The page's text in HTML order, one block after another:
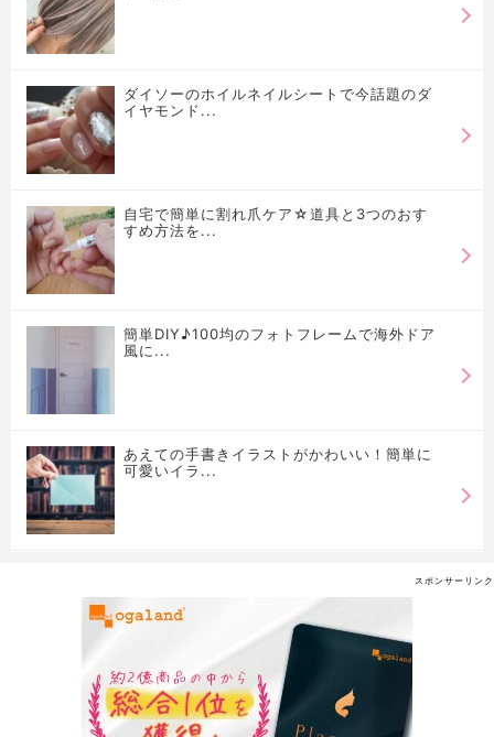
ダイソーのホイルネイルシートで今話題のダ
イヤモンド...
自宅で簡単に割れ爪ケア☆道具と3つのおす
すめ方法を...
簡単DIY♪100均のフォトフレームで海外ドア
風に...
あえての手書きイラストがかわいい！簡単に
可愛いイラ...
スポンサーリンク